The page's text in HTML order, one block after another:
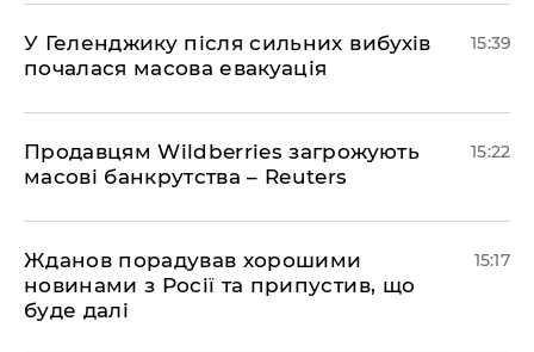
У Геленджику після сильних вибухів
почалася масова евакуація
15:39
Продавцям Wildberries загрожують
масові банкрутства – Reuters
15:22
Жданов порадував хорошими
новинами з Росії та припустив, що
буде далі
15:17